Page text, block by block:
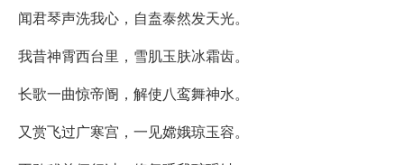
闻君琴声洗我心，自盍泰然发天光。
我昔神霄西台里，雪肌玉肤冰霜齿。
长歌一曲惊帝阍，解使八鸾舞神水。
又赏飞过广寒宫，一见嫦娥琼玉容。